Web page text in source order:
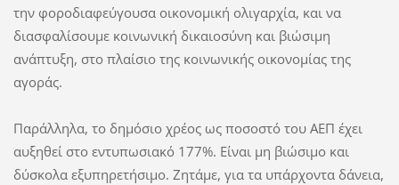
την φοροδιαφεύγουσα οικονομική ολιγαρχία, και να
διασφαλίσουμε κοινωνική δικαιοσύνη και βιώσιμη
ανάπτυξη, στο πλαίσιο της κοινωνικής οικονομίας της
αγοράς.
Παράλληλα, το δημόσιο χρέος ως ποσοστό του ΑΕΠ έχει
αυξηθεί στο εντυπωσιακό 177%. Είναι μη βιώσιμο και
δύσκολα εξυπηρετήσιμο. Ζητάμε, για τα υπάρχοντα δάνεια,